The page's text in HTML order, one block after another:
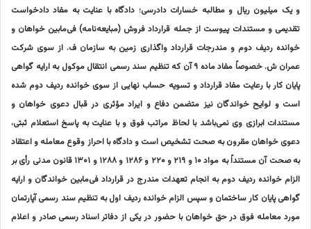
و یک میلیون ریال و مطالبه خسارات دادرسی؛ دادگاه با عنایت به مفاد دادخواست
تقدیمی و مستندات پیوست از جمله قرارداد فروش (مبایعه‌نامه) فی‌مابین خواهان و
خوانده ردیف دوم و مندرجات قرارداد واگذاری زمین به سازمان ف. از سوی شرکت
عمران ش. خصوصاً مفاد ماده ۹ آن که تنظیم سند رسمی انتقال موکول به ارایه گواهی
پایان کار با رعایت مفاد قرارداد و تسویه حساب نهایی از سوی خوانده ردیف دوم شده
است و لوایح خواندگان نیز متضمن دفاع و ایراد مؤثری در قبال دعوی خواهان و
مستندات ابرازی وی نمی‌باشد با لحاظ مراتب فوق و با عنایت به پاسخ استعلام ثبتی،
دعوی خواهان مقرون به صحت تشخیص است و دادگاه با احراز وقوع معامله و اعتقاد
به صحت آن مستنداً به مواد ۱۰ و ۲۱۹ و ۲۲۰ و ۱۲۸۶ و ۱۲۸۸ و ۱۳۰۱ قانون مدنی رأی بر
الزام خوانده ردیف دوم به انجام تعهدات مندرج در قرارداد فی‌مابین خواندگان و ارایه
گواهی پایان کار ساختمان و سپس الزام خوانده ردیف اول به تنظیم سند رسمی آپارتمان
مورد معامله فوق در حق خواهان با حضور در یکی از دفاتر اسناد رسمی صادر و اعلام